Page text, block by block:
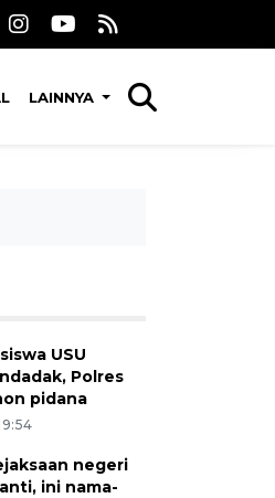
LAINNYA
USU
Polres
pidana
negeri
ini nama-